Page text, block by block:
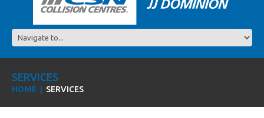
SERVICES
HOME SERVICES